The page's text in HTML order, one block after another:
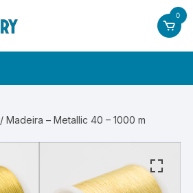
0
/ Madeira – Metallic 40 – 1000 m